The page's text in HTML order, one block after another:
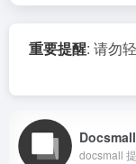
重要提醒: 请勿
Docsmall